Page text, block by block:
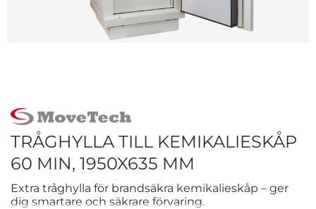
TRÅGHYLLA TILL KEMIKALIESKÅP
60 MIN, 1950X635 MM
Extra tråghylla för brandsäkra kemikalieskåp – ger
dig smartare och säkrare förvaring.